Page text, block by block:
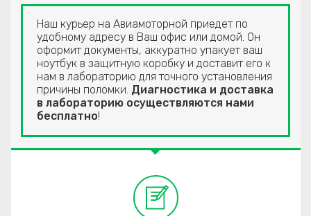
Наш курьер на Авиамоторной приедет по
удобному адресу в Ваш офис или домой. Он
оформит документы, аккуратно упакует ваш
ноутбук в защитную коробку и доставит его к
нам в лабораторию для точного установления
причины поломки. Диагностика и доставка
в лабораторию осуществляются нами
бесплатно!